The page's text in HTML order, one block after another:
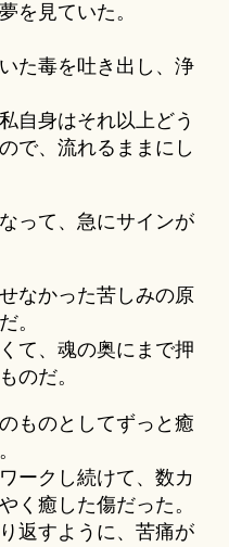
を見ていた。
た毒を吐き出し、浄
自身はそれ以上どう
で、流れるままにし
って、急にサインが
なかった苦しみの原
。
て、魂の奥にまで押
のだ。
ものとしてずっと癒
ークし続けて、数カ
く癒した傷だった。
返すように、苦痛が